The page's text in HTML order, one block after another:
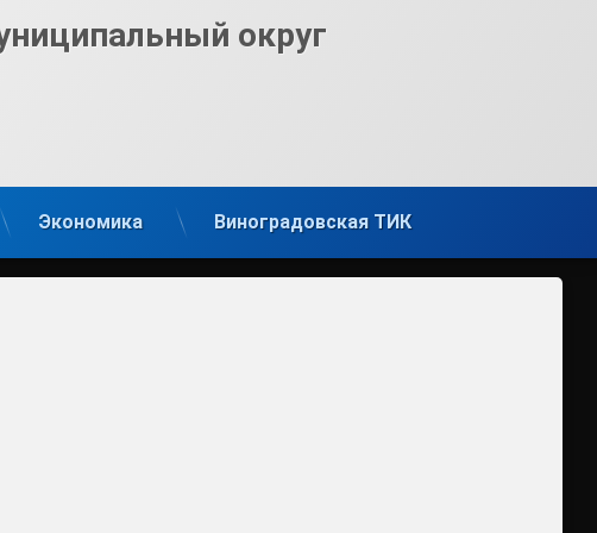
округ
Экономика Виноградовская ТИК